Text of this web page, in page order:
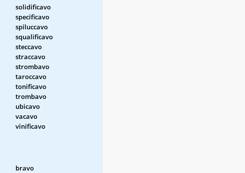
solidificavo
specificavo
spiluccavo
squalificavo
steccavo
straccavo
strombavo
taroccavo
tonificavo
trombavo
ubicavo
vacavo
vinificavo
bravo